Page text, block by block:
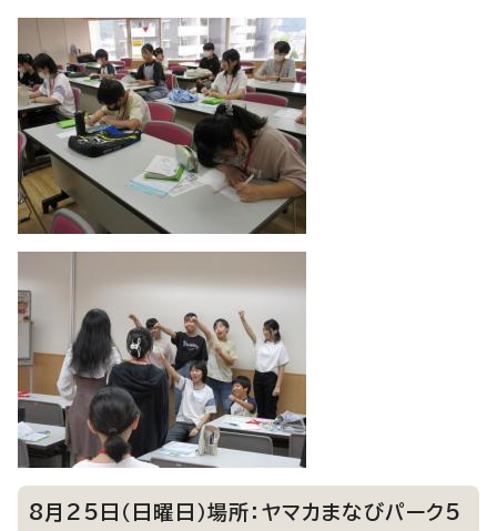
8月25日（日曜日）場所：ヤマカまなびパーク5